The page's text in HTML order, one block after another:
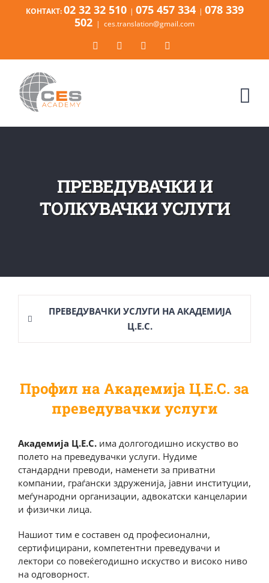
КОНТАКТ: 02 32 32 510 | 075 457 334 | 078 339
502 | ces.translation@gmail.com
FacebookInstagramTiktok
ПРЕВЕДУВАЧКИ И
ТОЛКУВАЧКИ УСЛУГИ
ПРЕВЕДУВАЧКИ УСЛУГИ НА АКАДЕМИЈА
Ц.Е.С.
Профил на Академија Ц.Е.С. за
преведувачки услуги
Академија Ц.Е.С. има долгогодишно искуство во
полето на преведувачки услуги. Нудиме
стандардни преводи, наменети за приватни
компании, граѓански здруженија, јавни институции,
меѓународни организации, адвокатски канцеларии
и физички лица.
Нашиот тим е составен од професионални,
сертифицирани, компетентни преведувачи и
лектори со повеќегодишно искуство и високо ниво
на одговорност.